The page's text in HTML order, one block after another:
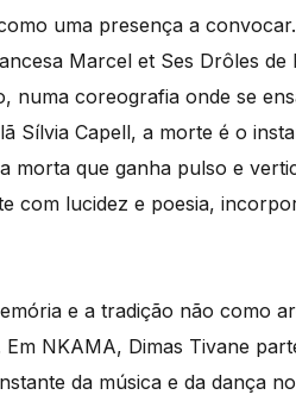
uma presença a
Marcel et Ses Drôles de
numa coreografia onde se
Sílvia Capell, a morte é o
morta que ganha pulso e
com lucidez e poesia,
e a tradição não como
NKAMA, Dimas Tivane
da música e da dança